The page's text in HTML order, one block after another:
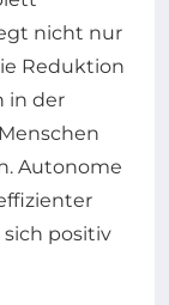
nicht nur
Reduktion
in der
Autonome
positiv